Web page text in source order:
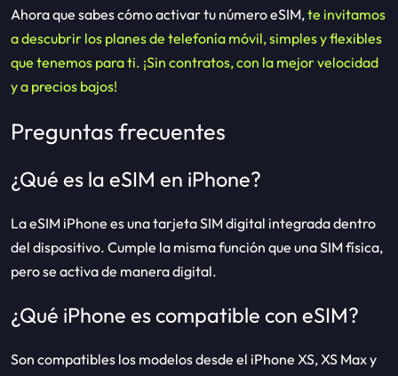
Ahora que sabes cómo activar tu número eSIM,te invitamos
a descubrir los planes de telefonía móvil, simples y flexibles
que tenemos para ti. ¡Sin contratos, con la mejor velocidad
y a precios bajos!
Preguntas frecuentes
¿Qué es la eSIM en iPhone?
La eSIM iPhone es una tarjeta SIM digital integrada dentro
del dispositivo. Cumple la misma función que una SIM física,
pero se activa de manera digital.
¿Qué iPhone es compatible con eSIM?
Son compatibles los modelos desde el iPhone XS, XS Max y